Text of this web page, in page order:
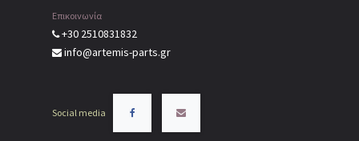
Επικοινωνία
+30 2510831832
info@artemis-parts.gr
Social media